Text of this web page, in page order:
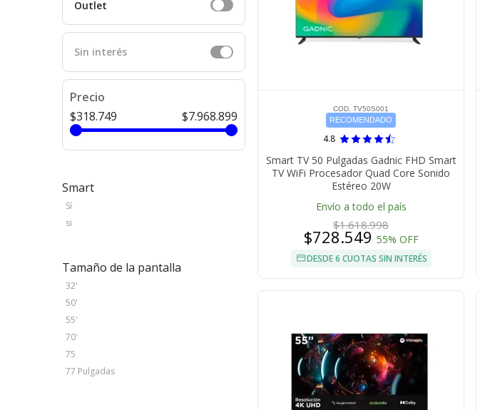
Outlet
Sin interés
Precio
$318.749
$7.968.899
Smart
Sí
si
Tamaño de la pantalla
32'
50'
55'
70'
75
77 Pulgadas
COD. TV50S001
RECOMENDADO
4.8
Smart TV 50 Pulgadas Gadnic FHD Smart
TV WiFi Procesador Quad Core Sonido
Estéreo 20W
Envío a todo el país
$1.618.998
$728.549 55% OFF
DESDE 6 CUOTAS SIN INTERÉS